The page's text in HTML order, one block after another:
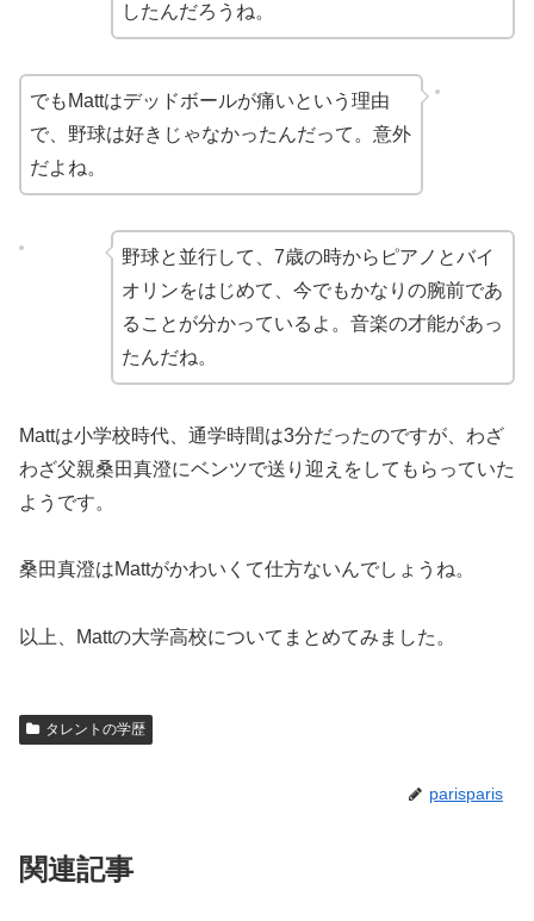
したんだろうね。
でもMattはデッドボールが痛いという理由
で、野球は好きじゃなかったんだって。意外
だよね。
野球と並行して、7歳の時からピアノとバイ
オリンをはじめて、今でもかなりの腕前であ
ることが分かっているよ。音楽の才能があっ
たんだね。
Mattは小学校時代、通学時間は3分だったのですが、わざ
わざ父親桑田真澄にベンツで送り迎えをしてもらっていた
ようです。
桑田真澄はMattがかわいくて仕方ないんでしょうね。
以上、Mattの大学高校についてまとめてみました。
タレントの学歴
parisparis
関連記事